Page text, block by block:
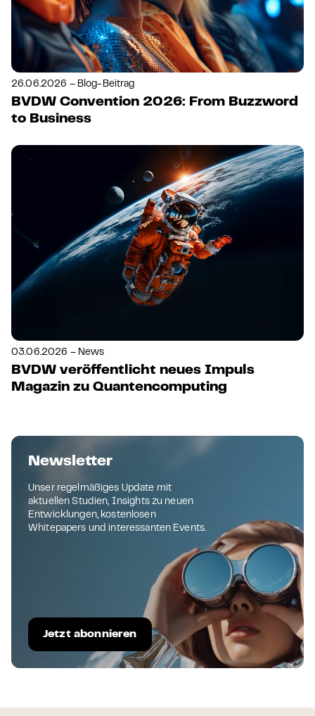
26.06.2026 – Blog-Beitrag
BVDW Convention 2026: From Buzzword
to Business
03.06.2026 – News
BVDW veröffentlicht neues Impuls
Magazin zu Quantencomputing
Newsletter
Unser regelmäßiges Update mit
aktuellen Studien, Insights zu neuen
Entwicklungen, kostenlosen
Whitepapers und interessanten Events.
Jetzt abonnieren